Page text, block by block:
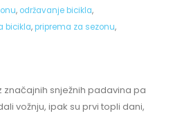
, održavanje bicikla,
bicikla,priprema za sezonu,
snježnih padavina pa
vožnju, ipak su prvi topli dani,